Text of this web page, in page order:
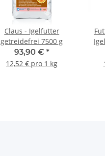
Claus - Igelfutter
getreidefrei 7500 g
93,90 € *
12,52 € pro 1 kg